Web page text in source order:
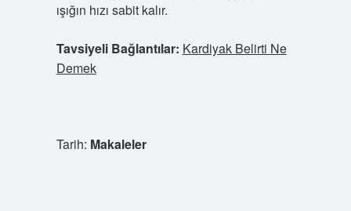
ışığın hızı sabit kalır.
Tavsiyeli Bağlantılar: Kardiyak Belirti Ne
Demek
Tarih: Makaleler